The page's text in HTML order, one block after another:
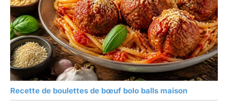
Recette de boulettes de bœuf bolo balls maison